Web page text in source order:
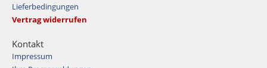
Lieferbedingungen
Vertrag widerrufen
Kontakt
Impressum